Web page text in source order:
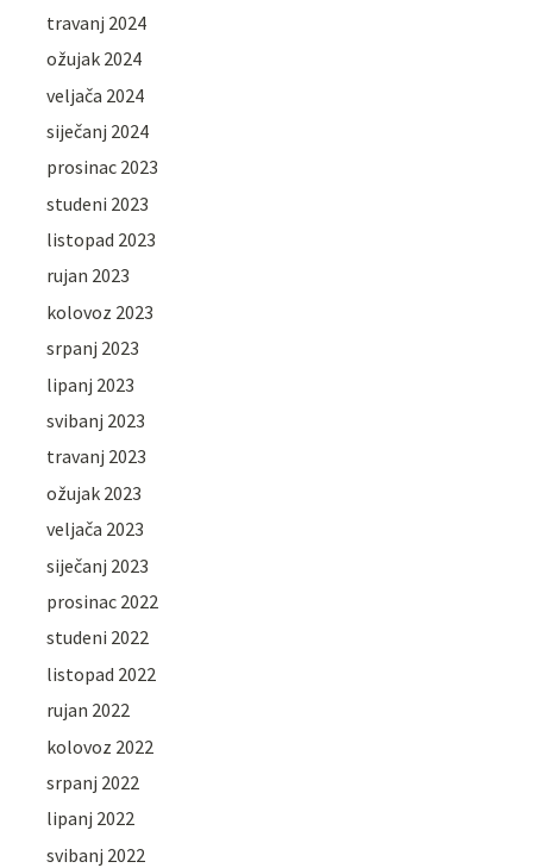
travanj 2024
ožujak 2024
veljača 2024
siječanj 2024
prosinac 2023
studeni 2023
listopad 2023
rujan 2023
kolovoz 2023
srpanj 2023
lipanj 2023
svibanj 2023
travanj 2023
ožujak 2023
veljača 2023
siječanj 2023
prosinac 2022
studeni 2022
listopad 2022
rujan 2022
kolovoz 2022
srpanj 2022
lipanj 2022
svibanj 2022